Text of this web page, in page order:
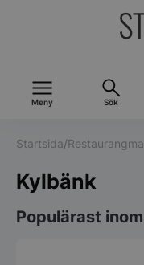
Meny Sök
Startsida/
Kylbänk
Populärast